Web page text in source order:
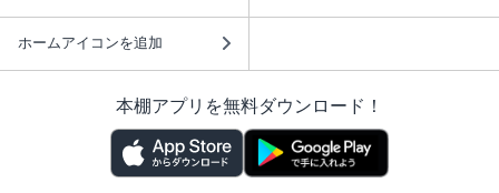
ホームアイコンを追加
本棚アプリを無料ダウンロード！